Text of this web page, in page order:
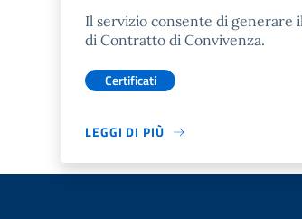
Il servizio consente di generare
di Contratto di Convivenza.
Certificati
LEGGI DI PIÙ